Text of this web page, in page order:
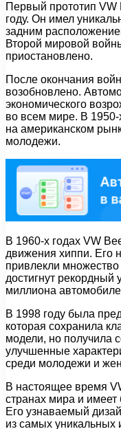
Первый прототип
году. Он имел
задним
Второй мировой
приостановлено.
После окончания
возобновлено.
экономического
во всем мире. В 1950-
на американском
молодежи.
В 1960-х годах VW
движения хиппи. Его
привлекли
достигнут
миллиона
В 1998 году была
которая сохранила
модели, но получила
улучшенные
среди молодежи и
В настоящее время
странах мира и имеет
Его узнаваемый
из самых уникальных